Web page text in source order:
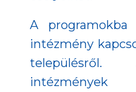
A programokba
intézmény